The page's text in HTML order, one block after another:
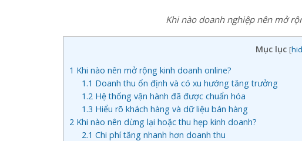
Khi nào doanh nghiệp nên mở
Mục lục [
1 Khi nào nên mở rộng kinh doanh online?
1.1 Doanh thu ổn định và có xu hướng tăng trưởng
1.2 Hệ thống vận hành đã được chuẩn hóa
1.3 Hiểu rõ khách hàng và dữ liệu bán hàng
2 Khi nào nên dừng lại hoặc thu hẹp kinh doanh?
2.1 Chi phí tăng nhanh hơn doanh thu